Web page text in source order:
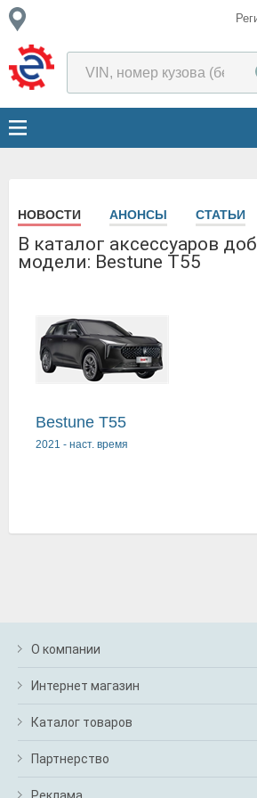
НОВОСТИ АНОНСЫ СТАТЬИ
В каталог аксессуаров
модели: Bestune T55
Bestune T55
2021 - наст. время
О компании
Интернет магазин
Каталог товаров
Партнерство